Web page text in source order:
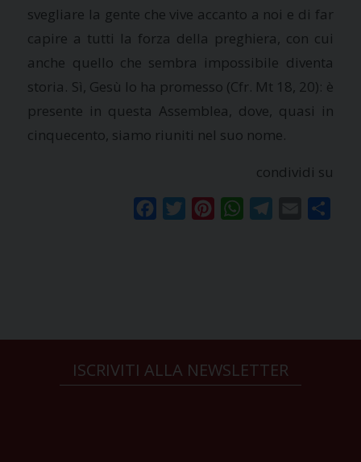
svegliare la gente che vive accanto a noi e di far
capire a tutti la forza della preghiera, con cui
anche quello che sembra impossibile diventa
storia. Sì, Gesù lo ha promesso (Cfr. Mt 18, 20): è
presente in questa Assemblea, dove, quasi in
cinquecento, siamo riuniti nel suo nome.
condividi su
FacebookTwitterPinterestWhatsAppTelegram
Email
ISCRIVITI ALLA NEWSLETTER